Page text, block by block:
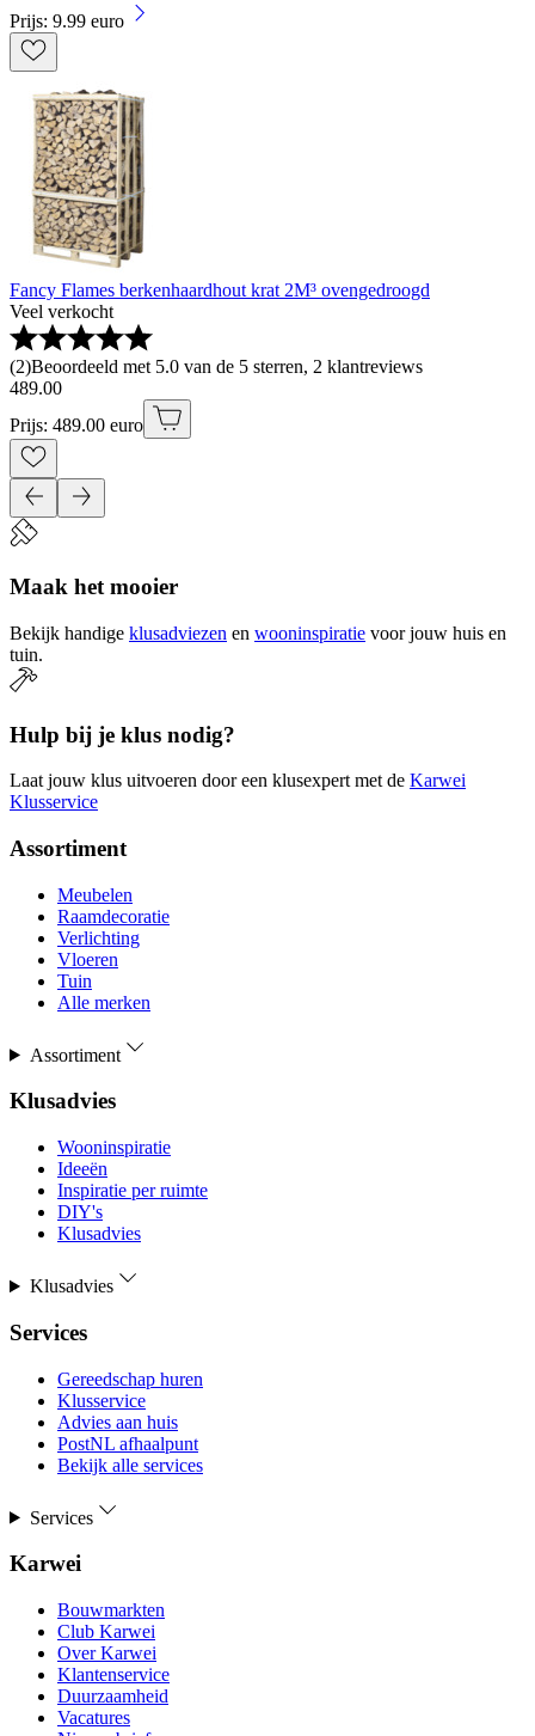
Prijs: 9.99 euro
Fancy Flames berkenhaardhout krat 2M³ ovengedroogd
Veel verkocht
(2)Beoordeeld met 5.0 van de 5 sterren, 2 klantreviews
489.00
Prijs: 489.00 euro
Maak het mooier
Bekijk handige klusadviezen en wooninspiratie voor jouw huis en
tuin.
Hulp bij je klus nodig?
Laat jouw klus uitvoeren door een klusexpert met de Karwei
Klusservice
Assortiment
Meubelen
Raamdecoratie
Verlichting
Vloeren
Tuin
Alle merken
Assortiment
Klusadvies
Wooninspiratie
Ideeën
Inspiratie per ruimte
DIY's
Klusadvies
Klusadvies
Services
Gereedschap huren
Klusservice
Advies aan huis
PostNL afhaalpunt
Bekijk alle services
Services
Karwei
Bouwmarkten
Club Karwei
Over Karwei
Klantenservice
Duurzaamheid
Vacatures